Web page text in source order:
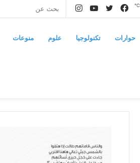
انستقراميوتيوبتويتر
فيسبوك ℃
حوارات تكنولوجيا علوم منوعات